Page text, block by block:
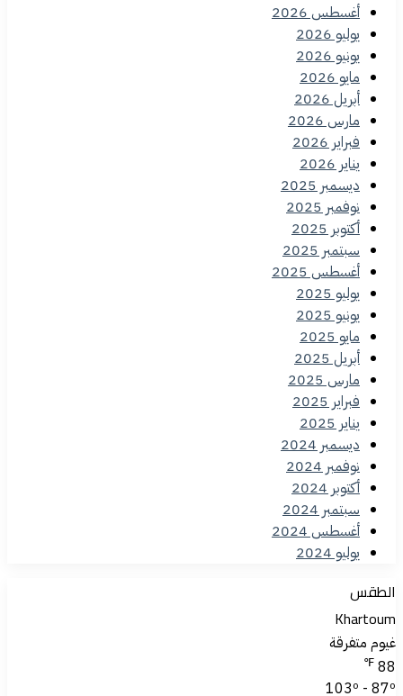
أغسطس 2026
يوليو 2026
يونيو 2026
مايو 2026
أبريل 2026
مارس 2026
فبراير 2026
يناير 2026
ديسمبر 2025
نوفمبر 2025
أكتوبر 2025
سبتمبر 2025
أغسطس 2025
يوليو 2025
يونيو 2025
مايو 2025
أبريل 2025
مارس 2025
فبراير 2025
يناير 2025
ديسمبر 2024
نوفمبر 2024
أكتوبر 2024
سبتمبر 2024
أغسطس 2024
يوليو 2024
الطقس
Khartoum
غيوم متفرقة
88
℉
103º - 87º